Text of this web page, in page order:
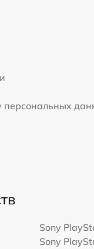
персональных
Sony
Sony